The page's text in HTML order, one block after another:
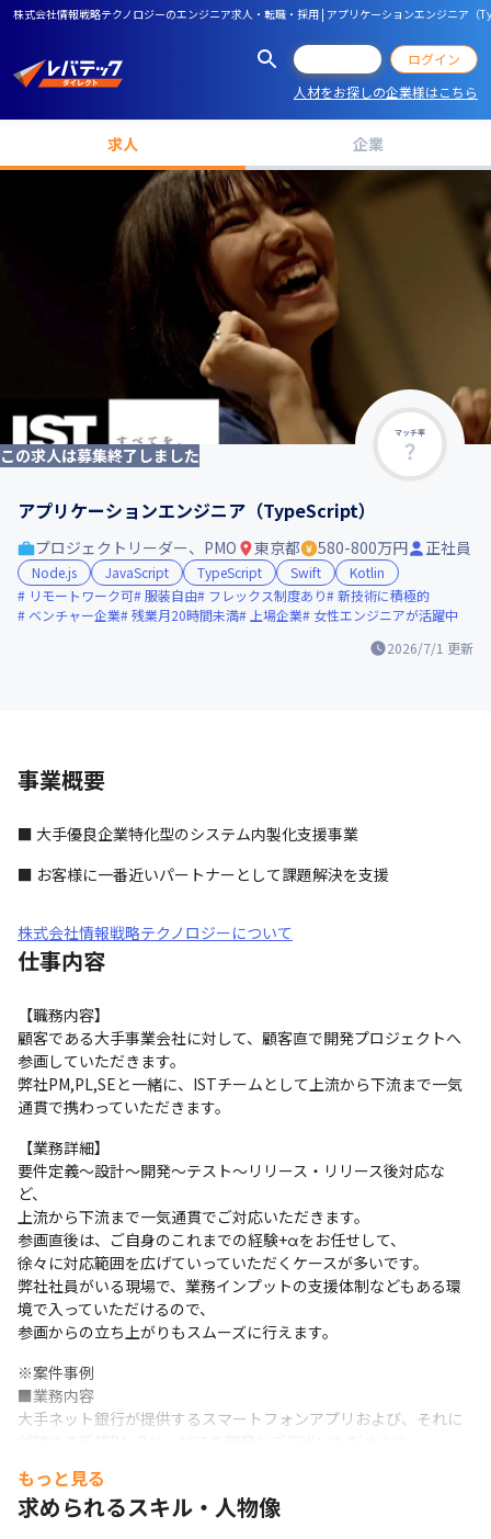
株式会社情報戦略テクノロジーのエンジニア求人・転職・採用 | アプリケーションエンジニア（
ログイン
人材をお探しの企業様はこちら
求人 企業
マッチ率
この求人は募集終了しました
アプリケーションエンジニア（TypeScript）
2026/7/1 更新
プロジェクトリーダー、PMO 東京都 580-800万円 正社員
Node.js JavaScript TypeScript Swift
Kotlin
リモートワーク可 服装自由 フレックス制度あり
新技術に積極的
ベンチャー企業 残業月20時間未満 上場企業 女性エンジニアが活躍中
事業概要
■ 大手優良企業特化型のシステム内製化支援事業
■ お客様に一番近いパートナーとして課題解決を支援
株式会社情報戦略テクノロジーについて
仕事内容
【職務内容】
顧客である大手事業会社に対して、顧客直で開発プロジェクトへ
参画していただきます。
弊社PM,PL,SEと一緒に、ISTチームとして上流から下流まで一気
通貫で携わっていただきます。
【業務詳細】
要件定義～設計～開発～テスト～リリース・リリース後対応な
ど、
上流から下流まで一気通貫でご対応いただきます。
参画直後は、ご自身のこれまでの経験+αをお任せして、
徐々に対応範囲を広げていっていただくケースが多いです。
弊社社員がいる現場で、業務インプットの支援体制などもある環
境で入っていただけるので、
参画からの立ち上がりもスムーズに行えます。
※案件事例
■業務内容
大手ネット銀行が提供するスマートフォンアプリおよび、それに
義といった最上流のフェーズから参画可能です。
もっと見る
求められるスキル・人物像